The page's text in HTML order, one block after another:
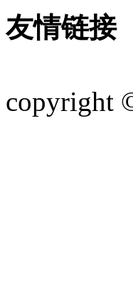
友情链接
copyright